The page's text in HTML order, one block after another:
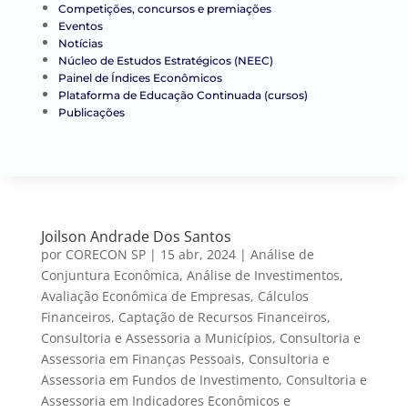
Competições, concursos e premiações
Eventos
Notícias
Núcleo de Estudos Estratégicos (NEEC)
Painel de Índices Econômicos
Plataforma de Educação Continuada (cursos)
Publicações
Joilson Andrade Dos Santos
por CORECON SP| 15 abr, 2024| Análise de
Conjuntura Econômica, Análise de Investimentos,
Avaliação Econômica de Empresas, Cálculos
Financeiros, Captação de Recursos Financeiros,
Consultoria e Assessoria a Municípios, Consultoria e
Assessoria em Finanças Pessoais, Consultoria e
Assessoria em Fundos de Investimento, Consultoria e
Assessoria em Indicadores Econômicos e